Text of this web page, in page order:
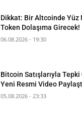
Dikkat: Bir Altcoinde Yüz
Token Dolaşıma Girecek!
06.08.2026 - 19:30
Bitcoin Satışlarıyla
Yeni Resmi Video
05.08.2026 - 23:33